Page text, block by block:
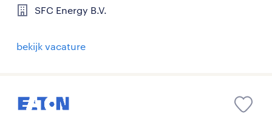
SFC Energy B.V.
bekijk vacature